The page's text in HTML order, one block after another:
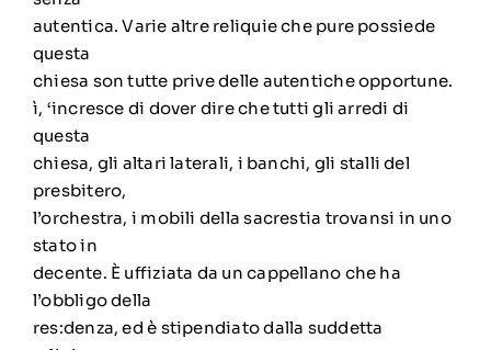
autentica. Varie altre reliquie che pure possiede
questa
chiesa son tutte prive delle autentiche opportune.
ì, ‘incresce di dover dire che tutti gli arredi di
questa
chiesa, gli altari laterali, i banchi, gli stalli del
presbitero,
l’orchestra, i mobili della sacrestia trovansi in uno
stato in
decente. È uffiziata da un cappellano che ha
l’obbligo della
res:denza, ed è stipendiato dalla suddetta